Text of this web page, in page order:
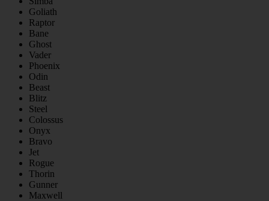
Goliath
Raptor
Bane
Ghost
Vader
Phoenix
Odin
Beast
Blitz
Steel
Colossus
Onyx
Bravo
Jet
Rogue
Thorin
Gunner
Maxwell